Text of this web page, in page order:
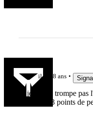
il y a 8 ans
Si je ne me trompe
donc c'est 3 points de